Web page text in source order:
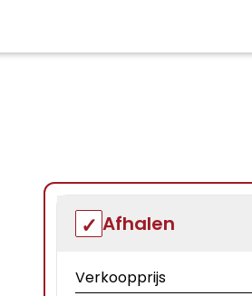
Afhalen
Verkoopprijs